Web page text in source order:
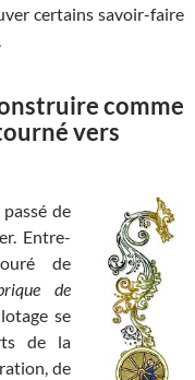
certains savoir-faire
comme
vers
de
Entre-
de
de
se
de la
de